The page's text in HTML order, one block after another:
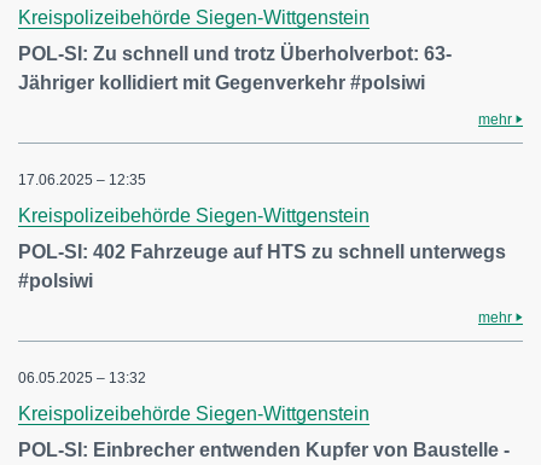
Kreispolizeibehörde Siegen-Wittgenstein
POL-SI: Zu schnell und trotz Überholverbot: 63-
Jähriger kollidiert mit Gegenverkehr #polsiwi
mehr
17.06.2025 – 12:35
Kreispolizeibehörde Siegen-Wittgenstein
POL-SI: 402 Fahrzeuge auf HTS zu schnell unterwegs
#polsiwi
mehr
06.05.2025 – 13:32
Kreispolizeibehörde Siegen-Wittgenstein
POL-SI: Einbrecher entwenden Kupfer von Baustelle -